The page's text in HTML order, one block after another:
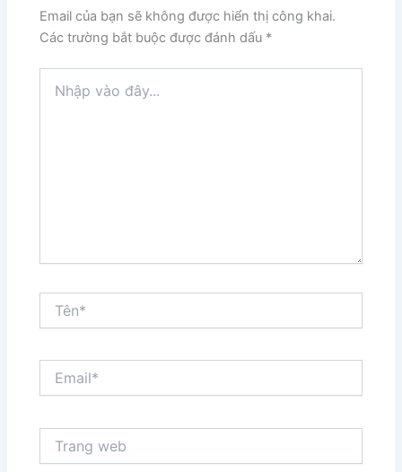
Email của bạn sẽ không được hiển thị công khai.
Các trường bắt buộc được đánh dấu *
vào
web